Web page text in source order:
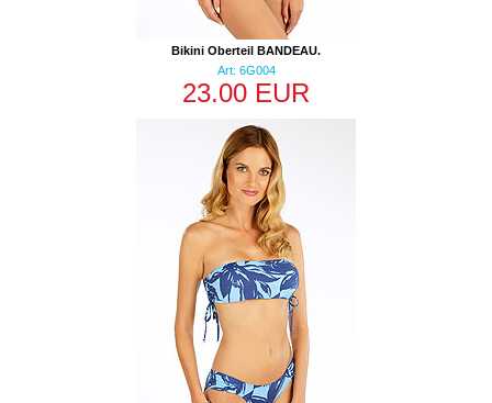
Bikini Oberteil BANDEAU.
Art: 6G004
23.00 EUR